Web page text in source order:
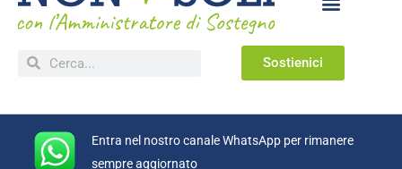
Sostienici
Entra nel nostro canale WhatsApp per rimanere
sempre aggiornato